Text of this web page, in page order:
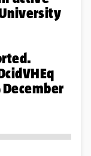
December